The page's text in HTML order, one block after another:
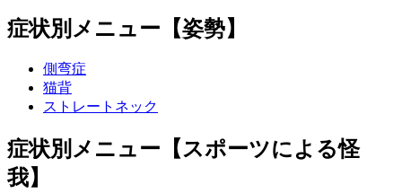
症状別メニュー【姿勢】
側弯症
猫背
ストレートネック
症状別メニュー【スポーツによる怪
我】